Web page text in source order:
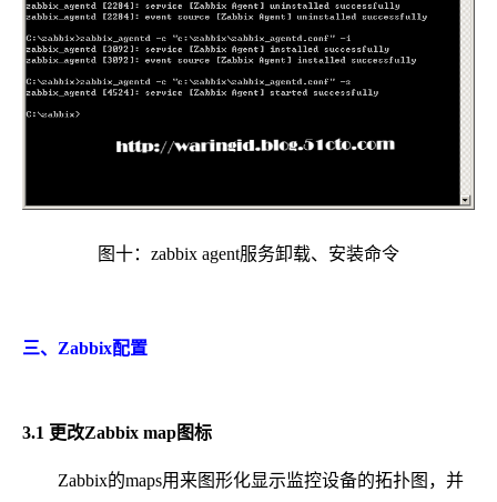
图十：zabbix agent服务卸载、安装命令
三、Zabbix配置
3.1 更改Zabbix map图标
Zabbix的maps用来图形化显示监控设备的拓扑图，并